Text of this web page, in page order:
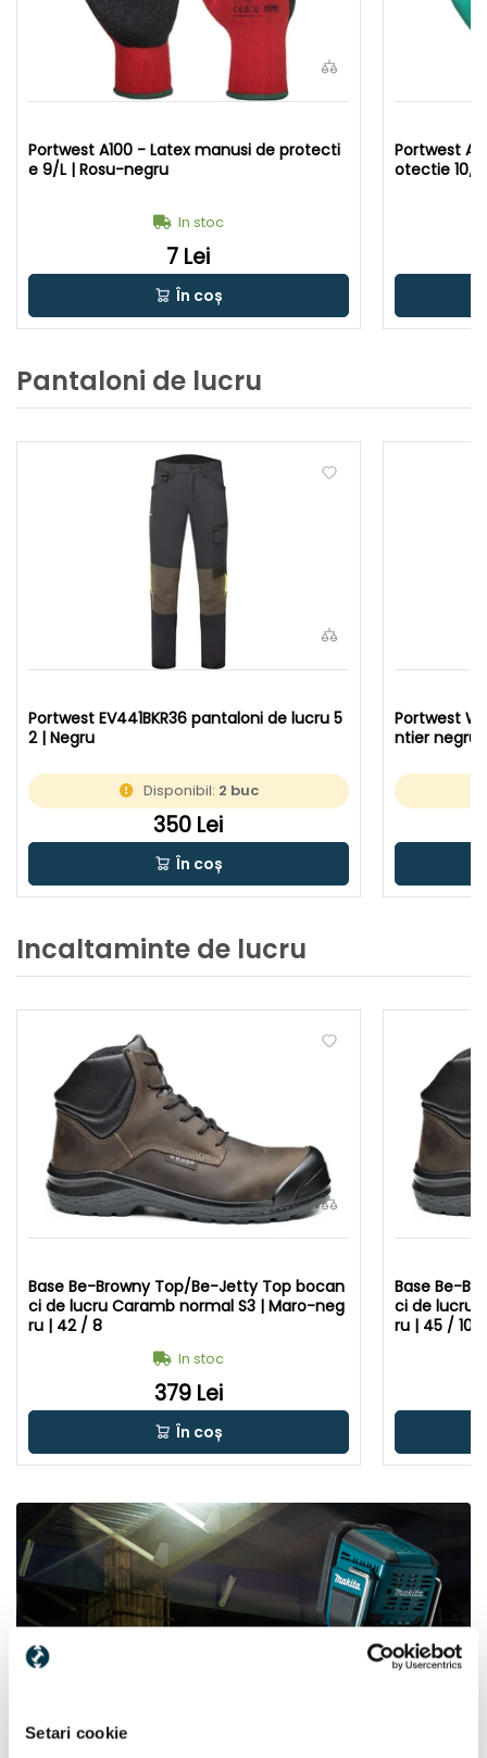
Setari cookie
Portwest A100 - Latex manusi de protecti
e 9/L | Rosu-negru
In stoc
7 Lei
În coș
Portwest
otectie 10/
Pantaloni de lucru
Portwest EV441BKR36 pantaloni de lucru 5
2 | Negru
Disponibil: 2 buc
350 Lei
În coș
Portwest
ntier negru,
Incaltaminte de lucru
Base Be-Browny Top/Be-Jetty Top bocan
ci de lucru Caramb normal S3 | Maro-neg
ru | 42 / 8
In stoc
379 Lei
În coș
Base Be-
ci de lucru
ru | 45 / 10.5